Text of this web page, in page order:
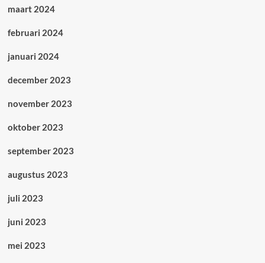
maart 2024
februari 2024
januari 2024
december 2023
november 2023
oktober 2023
september 2023
augustus 2023
juli 2023
juni 2023
mei 2023